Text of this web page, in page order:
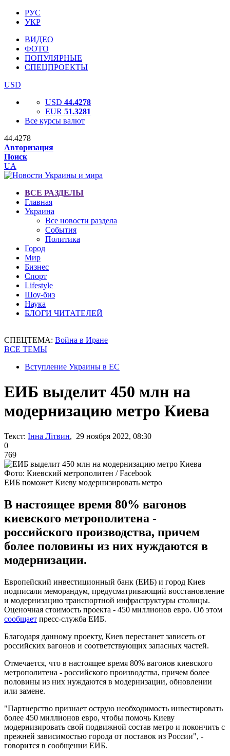
РУС
УКР
ВИДЕО
ФОТО
ПОПУЛЯРНЫЕ
СПЕЦПРОЕКТЫ
USD
USD 44.4278
EUR 51.3281
Все курсы валют
44.4278
Авторизация
Поиск
UA
ВСЕ РАЗДЕЛЫ
Главная
Украина
Все новости раздела
События
Политика
Город
Мир
Бизнес
Спорт
Lifestyle
Шоу-биз
Наука
БЛОГИ ЧИТАТЕЛЕЙ
СПЕЦТЕМА: Война в Иране
ВСЕ ТЕМЫ
Вступление Украины в ЕС
ЕИБ выделит 450 млн на
модернизацию метро Киева
Текст: Інна Літвин, 29 ноября 2022, 08:30
0
769
Фото: Киевский метрополитен / Facebook
ЕИБ поможет Киеву модернизировать метро
В настоящее время 80% вагонов
киевского метрополитена -
российского производства, причем
более половины из них нуждаются в
модернизации.
Европейский инвестиционный банк (ЕИБ) и город Киев
подписали меморандум, предусматривающий восстановление
и модернизацию транспортной инфраструктуры столицы.
Оценочная стоимость проекта - 450 миллионов евро. Об этом
сообщает пресс-служба ЕИБ.
Благодаря данному проекту, Киев перестанет зависеть от
российских вагонов и соответствующих запасных частей.
Отмечается, что в настоящее время 80% вагонов киевского
метрополитена - российского производства, причем более
половины из них нуждаются в модернизации, обновлении
или замене.
"Партнерство признает острую необходимость инвестировать
более 450 миллионов евро, чтобы помочь Киеву
модернизировать свой подвижной состав метро и покончить с
прежней зависимостью города от поставок из России", -
говорится в сообщении ЕИБ.